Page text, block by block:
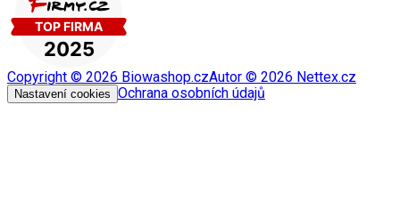
Copyright © 2026 Biowashop.czAutor © 2026 Nettex.cz
Nastavení cookies Ochrana osobních údajů